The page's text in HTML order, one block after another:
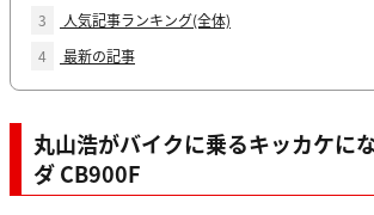
3
人気記事ランキング(全体)
4
最新の記事
丸山浩がバイクに乗るキッカケに
ダ CB900F